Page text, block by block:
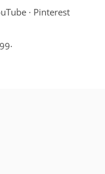
· Pinterest
·